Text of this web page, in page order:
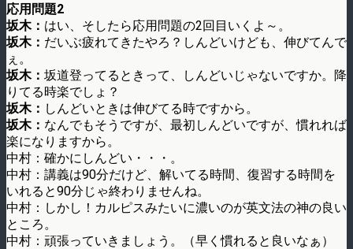
応用問題2
坂木： はい、そしたら応用問題の2回目いくよ～。
坂木： だいぶ疲れてきたやろ？しんどいけども、伸びてんで
ぇ。
坂木： 坂道登ってるときって、しんどいじゃないですか。降
りてる時楽でしょ？
坂木： しんどいときは伸びてる時ですから。
坂木： なんでもそうですが、最初しんどいですが、慣れれば
楽になりますから。
中村：確かにしんどい・・・。
中村：講義は90分だけど、解いてる時間、復習する時間を
いれると90分じゃ終わりませんね。
中村：しかし！カルピスみたいに濃いのが英文法の神の良い
ところ。
中村：頑張っていきましょう。（早く慣れると良いなぁ）